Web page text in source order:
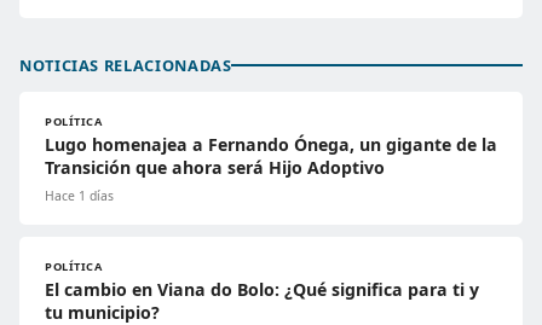
NOTICIAS RELACIONADAS
POLÍTICA
Lugo homenajea a Fernando Ónega, un gigante de la
Transición que ahora será Hijo Adoptivo
Hace 1 días
POLÍTICA
El cambio en Viana do Bolo: ¿Qué significa para ti y
tu municipio?